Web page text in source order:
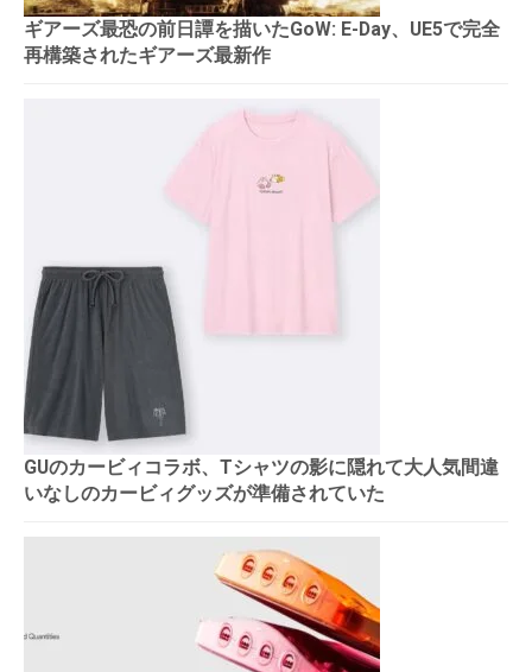
ギアーズ最恐の前日譚を描いたGoW: E-Day、UE5で完全
再構築されたギアーズ最新作
GUのカービィコラボ、Tシャツの影に隠れて大人気間違
いなしのカービィグッズが準備されていた